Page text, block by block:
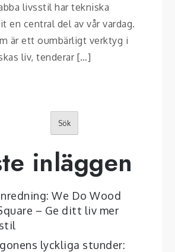
livsstil har tekniska
en central del av vår vardag.
är ett oumbärligt verktyg i
liv, tenderar […]
Sök
inläggen
We Do Wood
– Ge ditt liv mer
lyckliga stunder: